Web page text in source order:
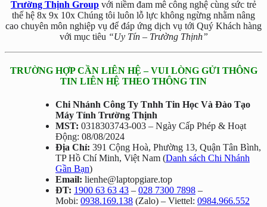
Trường Thịnh Group với niềm đam mê công nghệ cùng sức trẻ
thế hệ 8x 9x 10x Chúng tôi luôn lỗ lực không ngừng nhằm nâng
cao chuyên môn nghiệp vụ để đáp ứng dịch vụ tới Quý Khách hàng
với mục tiêu “Uy Tín – Trường Thịnh”
TRƯỜNG HỢP CẦN LIÊN HỆ – VUI LÒNG GỬI THÔNG
TIN LIÊN HỆ THEO THÔNG TIN
Chi Nhánh Công Ty Tnhh Tin Học Và Đào Tạo
Máy Tính Trường Thịnh
MST: 0318303743-003 – Ngày Cấp Phép & Hoạt
Động: 08/08/2024
Địa Chỉ: 391 Cộng Hoà, Phường 13, Quận Tân Bình,
TP Hồ Chí Minh, Việt Nam (Danh sách Chi Nhánh
Gần Bạn)
Email: lienhe@laptopgiare.top
ĐT: 1900 63 63 43 – 028 7300 7898 –
Mobi: 0938.169.138 (Zalo) – Viettel: 0984.966.552